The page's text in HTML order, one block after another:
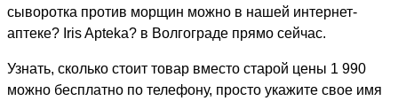
сыворотка против морщин можно в нашей интернет-
аптеке? Iris Apteka? в Волгограде прямо сейчас.
Узнать, сколько стоит товар вместо старой цены 1 990
можно бесплатно по телефону, просто укажите свое имя